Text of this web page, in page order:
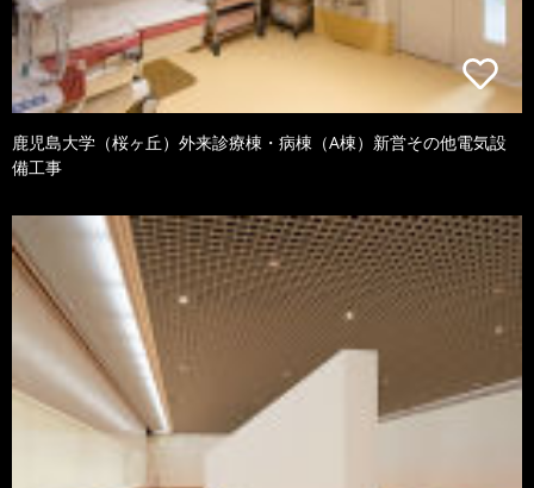
鹿児島大学（桜ヶ丘）外来診療棟・病棟（A棟）新営その他電気設
備工事